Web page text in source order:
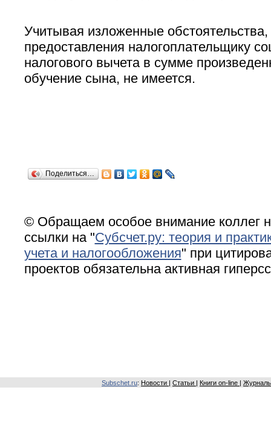
Учитывая изложенные
предоставления налогоплательщику
налогового вычета в сумме
обучение сына, не имеется.
Поделиться…
© Обращаем особое внимание коллег
ссылки на "Субсчет.ру: теория и
учета и налогообложения" при
проектов обязательна активная
Subschet.ru: Новости Статьи Книги on-line